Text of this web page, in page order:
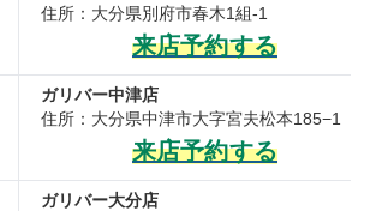
住所：大分県別府市春木1組-1
来店予約する
ガリバー中津店
住所：大分県中津市大字宮夫松本185−1
来店予約する
ガリバー大分店